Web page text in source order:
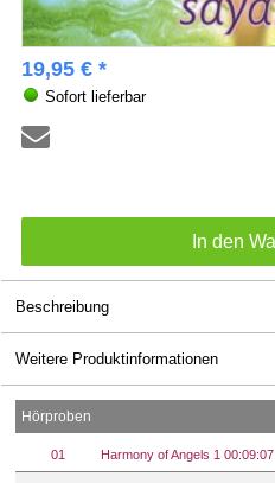
19,95 € *
Sofort lieferbar
Beschreibung
Weitere Produktinformationen
Hörproben
01 Harmony of Angels 1 00:09:07